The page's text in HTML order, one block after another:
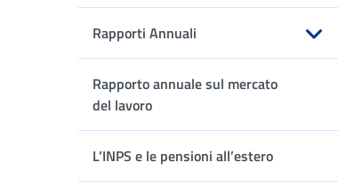
Rapporti Annuali
Apri sottomenu
Rapporto annuale sul mercato
del lavoro
L’INPS e le pensioni all’estero